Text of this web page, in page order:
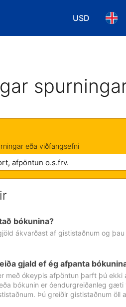
USD
Veldu
eða viðfangsefni
bókunina?
ákvarðast af gististaðnum og
gjald ef ég afpanta
með ókeypis afpöntun þarft þú
bókunin er óendurgreiðanleg
Þú greiðir gististaðnum öll